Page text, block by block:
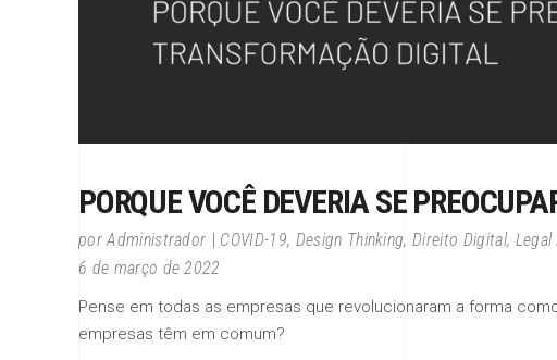
PORQUE VOCÊ DEVERIA SE
porAdministrador COVID-19, Design Thinking,Direito Digital, Legal
6 de março de 2022
Pense em todas as empresas que revolucionaram a forma
empresas têm em comum?